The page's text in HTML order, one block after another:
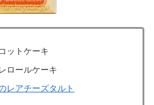
ットケーキ
ロールケーキ
レアチーズタルト